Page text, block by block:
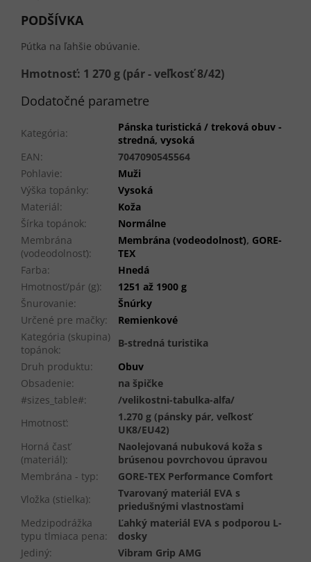
PODŠÍVKA
Pútka na ľahšie obúvanie.
Hmotnosť: 1 270 g (pár - veľkosť 8/42)
Dodatočné parametre
Kategória:
Pánska turistická / treková obuv -
stredná, vysoká
EAN:
7047090545564
Pohlavie:
Muži
Výška topánky:
Vysoká
Materiál:
Koža
Šírka topánok:
Normálne
Membrána
(vodeodolnosť):
Membrána (vodeodolnosť), GORE-
TEX
Farba:
Hnedá
Hmotnosť/pár (g):
1251 až 1900 g
Šnurovanie:
Šnúrky
Určené pre mačky:
Remienkové
Kategória (skupina)
topánok:
B-stredná turistika
Druh produktu:
Obuv
Obsadenie:
na špičke
#sizes_table#:
/velikostni-tabulka-alfa/
Hmotnosť:
1.270 g (pánsky pár, veľkosť
UK8/EU42)
Horná časť
(materiál):
Naolejovaná nubuková koža s
brúsenou povrchovou úpravou
Membrána - typ:
GORE-TEX Performance Comfort
Vložka (stielka):
Tvarovaný materiál EVA s
priedušnými vlastnosťami
Medzipodrážka
typu tlmiaca pena:
Ľahký materiál EVA s podporou L-
dosky
Jediný:
Vibram Grip AMG